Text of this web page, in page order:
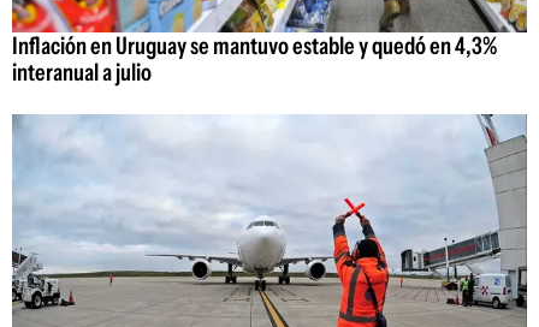
Inflación en Uruguay se mantuvo estable y quedó en 4,3%
interanual a julio